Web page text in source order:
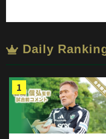
Daily